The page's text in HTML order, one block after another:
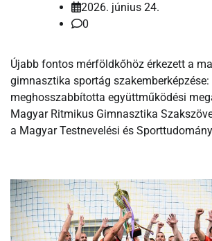
2026. június 24.
0
Újabb fontos mérföldkőhöz érkezett a
gimnasztika sportág szakemberképzése:
meghosszabbította együttműködési
Magyar Ritmikus Gimnasztika
a Magyar Testnevelési és